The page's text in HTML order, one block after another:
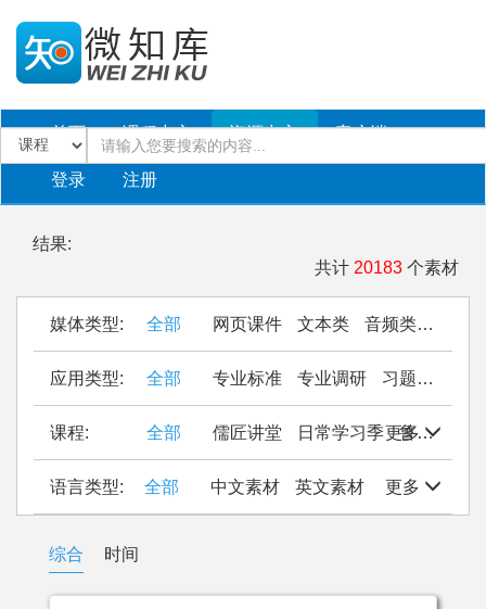
首页 课程中心 资源中心 客户端
登录 注册
结果:
共计 20183 个素材
媒体类型: 全部 网页课件 文本类 音频类
应用类型: 全部 专业标准 专业调研 习题作业
更多
课程: 全部 儒匠讲堂 日常学习季 鲁西南民间织锦
更多
语言类型: 全部 中文素材 英文素材
综合 时间